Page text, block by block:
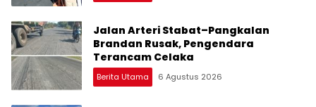
Jalan Arteri Stabat–Pangkalan
Brandan Rusak, Pengendara
Terancam Celaka
Berita Utama 6 Agustus 2026